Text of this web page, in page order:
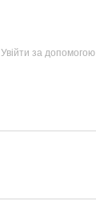
Увійти за допомогою